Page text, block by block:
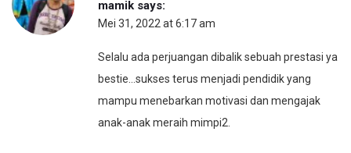
mamik says:
Mei 31, 2022 at 6:17 am
Selalu ada perjuangan dibalik sebuah prestasi ya
bestie…sukses terus menjadi pendidik yang
mampu menebarkan motivasi dan mengajak
anak-anak meraih mimpi2.